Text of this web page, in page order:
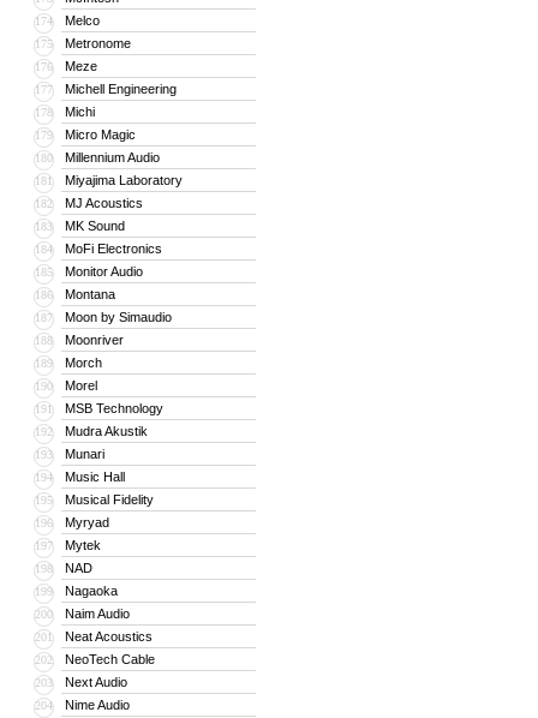
174 Melco
175 Metronome
176 Meze
177 Michell Engineering
178 Michi
179 Micro Magic
180 Millennium Audio
181 Miyajima Laboratory
182 MJ Acoustics
183 MK Sound
184 MoFi Electronics
185 Monitor Audio
186 Montana
187 Moon by Simaudio
188 Moonriver
189 Morch
190 Morel
191 MSB Technology
192 Mudra Akustik
193 Munari
194 Music Hall
195 Musical Fidelity
196 Myryad
197 Mytek
198 NAD
199 Nagaoka
200 Naim Audio
201 Neat Acoustics
202 NeoTech Cable
203 Next Audio
204 Nime Audio